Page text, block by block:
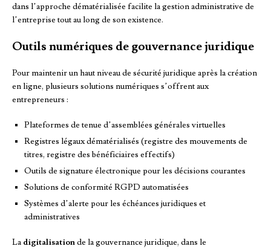
dans l’approche dématérialisée facilite la gestion administrative de
l’entreprise tout au long de son existence.
Outils numériques de gouvernance juridique
Pour maintenir un haut niveau de sécurité juridique après la création
en ligne, plusieurs solutions numériques s’offrent aux
entrepreneurs :
Plateformes de tenue d’assemblées générales virtuelles
Registres légaux dématérialisés (registre des mouvements de
titres, registre des bénéficiaires effectifs)
Outils de signature électronique pour les décisions courantes
Solutions de conformité RGPD automatisées
Systèmes d’alerte pour les échéances juridiques et
administratives
La digitalisationde la gouvernance juridique, dans le